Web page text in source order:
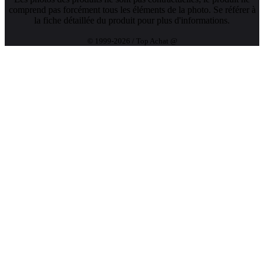
comprend pas forcément tous les éléments de la photo. Se référer à
la fiche détaillée du produit pour plus d'informations.
© 1999-2026 / Top Achat @